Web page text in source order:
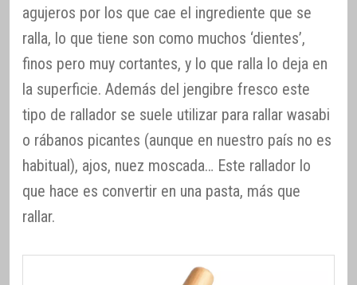
agujeros por los que cae el ingrediente que se
ralla, lo que tiene son como muchos ‘dientes’,
finos pero muy cortantes, y lo que ralla lo deja en
la superficie. Además del jengibre fresco este
tipo de rallador se suele utilizar para rallar wasabi
o rábanos picantes (aunque en nuestro país no es
habitual), ajos, nuez moscada… Este rallador lo
que hace es convertir en una pasta, más que
rallar.